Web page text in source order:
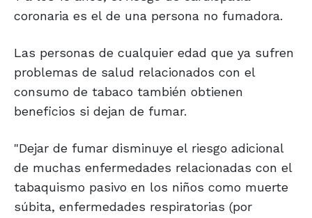
coronaria es el de una persona no fumadora.
Las personas de cualquier edad que ya sufren
problemas de salud relacionados con el
consumo de tabaco también obtienen
beneficios si dejan de fumar.
"Dejar de fumar disminuye el riesgo adicional
de muchas enfermedades relacionadas con el
tabaquismo pasivo en los niños como muerte
súbita, enfermedades respiratorias (por